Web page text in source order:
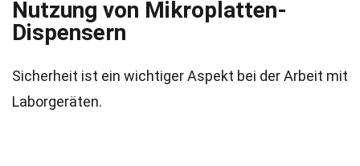
Nutzung von Mikroplatten-
Dispensern
Sicherheit ist ein wichtiger Aspekt bei der Arbeit mit
Laborgeräten.